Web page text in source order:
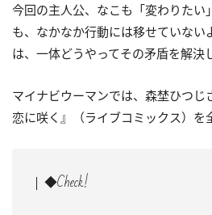
今回の主人公、なこも「変わりたい
も、なかなか行動には移せていない
は、一体どうやってその矛盾を解決
マイナビウーマンでは、森埜ひつじ
恋に咲く』（ライブコミックス）を
◆Check!